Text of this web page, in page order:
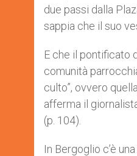
due passi dalla
sappia che il suo
E che il pontificato
comunità
culto”, ovvero
afferma il
(p. 104).
In Bergoglio c’è